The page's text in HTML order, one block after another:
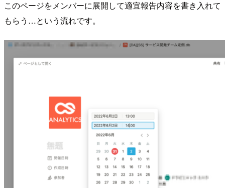
このページをメンバーに展開して適宜報告内容を書き入れて
もらう…という流れです。